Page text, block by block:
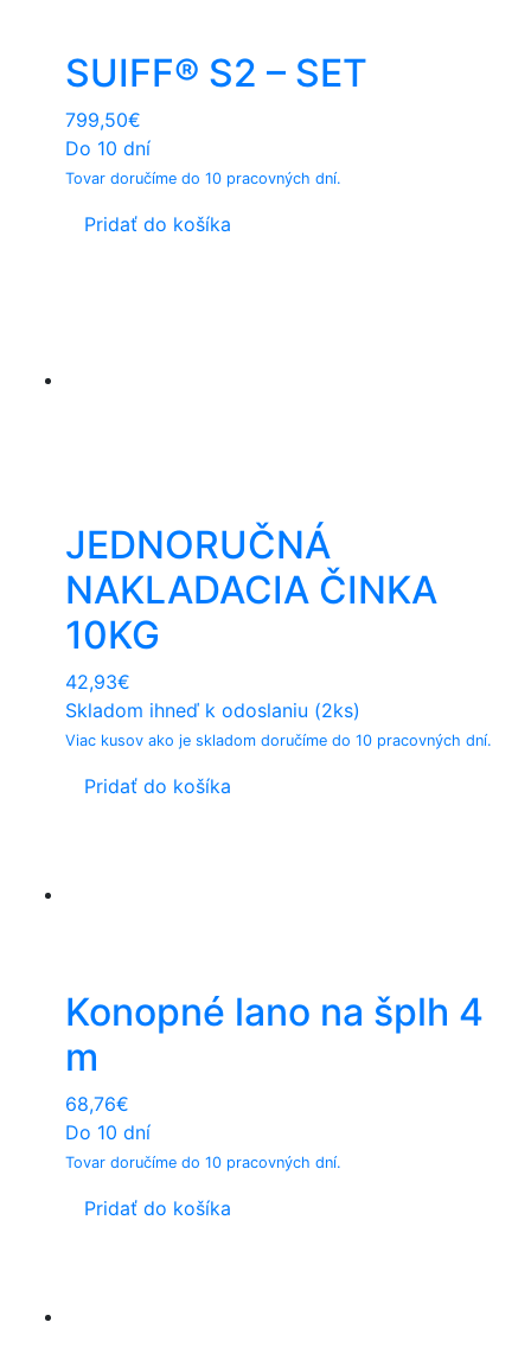
SUIFF® S2 – SET
799,50€
Do 10 dní
Tovar doručíme do 10 pracovných dní.
Pridať do košíka
JEDNORUČNÁ
NAKLADACIA ČINKA
10KG
42,93€
Skladom ihneď k odoslaniu (2ks)
Viac kusov ako je skladom doručíme do 10 pracovných dní.
Pridať do košíka
Konopné lano na šplh 4
m
68,76€
Do 10 dní
Tovar doručíme do 10 pracovných dní.
Pridať do košíka